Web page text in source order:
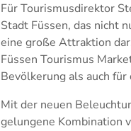
Für Tourismusdirektor
Stadt Füssen, das nicht
eine große Attraktion
Füssen Tourismus
Bevölkerung als auch
Mit der neuen
gelungene Kombination